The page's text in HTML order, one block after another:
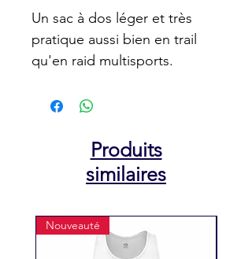
Un sac à dos léger et très
pratique aussi bien en trail
qu'en raid multisports.
Produits
similaires
Nouveauté